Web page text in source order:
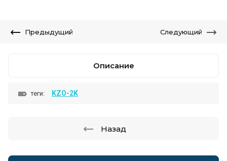
Предыдущий Следующий
Описание
теги: KZO-2K
Назад